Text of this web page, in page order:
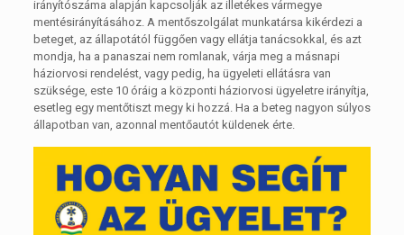
irányítószáma alapján kapcsolják az illetékes vármegye
mentésirányításához. A mentőszolgálat munkatársa kikérdezi a
beteget, az állapotától függően vagy ellátja tanácsokkal, és azt
mondja, ha a panaszai nem romlanak, várja meg a másnapi
háziorvosi rendelést, vagy pedig, ha ügyeleti ellátásra van
szüksége, este 10 óráig a központi háziorvosi ügyeletre irányítja,
esetleg egy mentőtiszt megy ki hozzá. Ha a beteg nagyon súlyos
állapotban van, azonnal mentőautót küldenek érte.